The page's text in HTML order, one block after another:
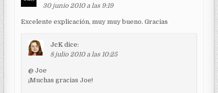
30 junio 2010 a las 9:19
Excelente explicación, muy muy bueno. Gracias
JcK dice:
8 julio 2010 a las 10:25
@ Joe
¡Muchas gracias Joe!